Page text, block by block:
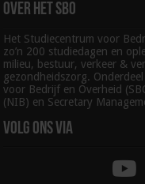
Over het SBO
Het Studiecentrum voor
zo’n 200 studiedagen en
milieu, bestuur, verkeer &
gezondheidszorg.
voor Bedrijf en Overheid
(NIB) en Secretary
Volg ons via